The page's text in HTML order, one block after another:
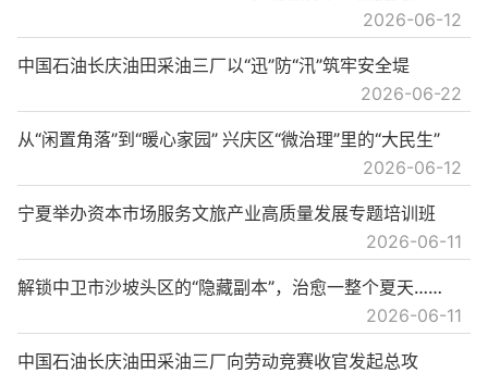
2026-06-12
2026-06-22
中国石油长庆油田采油三厂以“迅”防“汛”筑牢安全堤
2026-06-12
从“闲置角落”到“暖心家园” 兴庆区“微治理”里的“大民生”
2026-06-11
宁夏举办资本市场服务文旅产业高质量发展专题培训班
2026-06-11
解锁中卫市沙坡头区的“隐藏副本”，治愈一整个夏天……
中国石油长庆油田采油三厂向劳动竞赛收官发起总攻